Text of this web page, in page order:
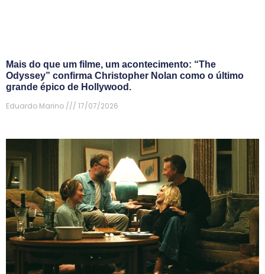
Mais do que um filme, um acontecimento: “The
Odyssey” confirma Christopher Nolan como o último
grande épico de Hollywood.
Eduardo Marino
17/07/2026